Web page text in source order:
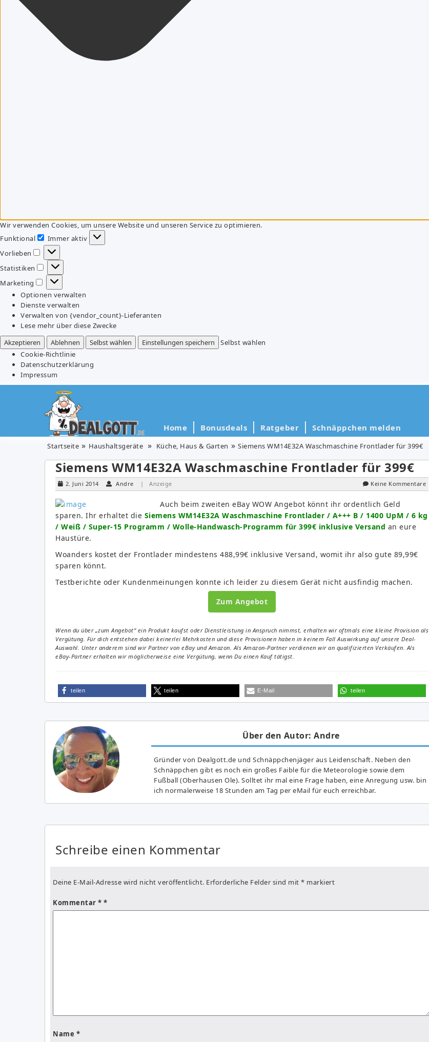
Wir verwenden Cookies, um unsere Website und unseren Service zu optimieren.
Funktional
Funktional
Immer aktiv
Vorlieben
Vorlieben
Statistiken
Statistiken
Marketing
Marketing
Optionen verwalten
Dienste verwalten
Verwalten von {vendor_count}-Lieferanten
Lese mehr über diese Zwecke
Akzeptieren
Ablehnen Selbst wählen Einstellungen speichern
Selbst wählen
Cookie-Richtlinie
Datenschutzerklärung
Impressum
Home Bonusdeals Ratgeber Schnäppchen melden
Startseite Haushaltsgeräte Küche, Haus & Garten Siemens WM14E32A Waschmaschine Frontlader für 399€
Siemens WM14E32A Waschmaschine Frontlader für 399€
2. Juni 2014 Andre | Anzeige Keine Kommentare
Auch beim zweiten eBay WOW Angebot könnt ihr ordentlich Geld
sparen. Ihr erhaltet die Siemens WM14E32A Waschmaschine Frontlader / A+++ B / 1400 UpM / 6 kg
/ Weiß / Super-15 Programm / Wolle-Handwasch-Programm für 399€ inklusive Versand an eure
Haustüre.
Woanders kostet der Frontlader mindestens 488,99€ inklusive Versand, womit ihr also gute 89,99€
sparen könnt.
Testberichte oder Kundenmeinungen konnte ich leider zu diesem Gerät nicht ausfindig machen.
Zum Angebot
Wenn du über „zum Angebot“ ein Produkt kaufst oder Dienstleistung in Anspruch nimmst, erhalten wir oftmals eine kleine Provision als
Vergütung. Für dich entstehen dabei keinerlei Mehrkosten und diese Provisionen haben in keinem Fall Auswirkung auf unsere Deal-
Auswahl. Unter anderem sind wir Partner von eBay und Amazon. Als Amazon-Partner verdienen wir an qualifizierten Verkäufen. Als
eBay-Partner erhalten wir möglicherweise eine Vergütung, wenn Du einen Kauf tätigst.
teilen teilen E-Mail teilen
Über den Autor: Andre
Gründer von Dealgott.de und Schnäppchenjäger aus Leidenschaft. Neben den
Schnäppchen gibt es noch ein großes Fai­ble für die Meteorologie sowie dem
Fußball (Oberhausen Ole). Solltet ihr mal eine Frage haben, eine Anregung usw. bin
ich normalerweise 18 Stunden am Tag per eMail für euch erreichbar.
Schreibe einen Kommentar
Deine E-Mail-Adresse wird nicht veröffentlicht. Erforderliche Felder sind mit * markiert
Kommentar *
Name *